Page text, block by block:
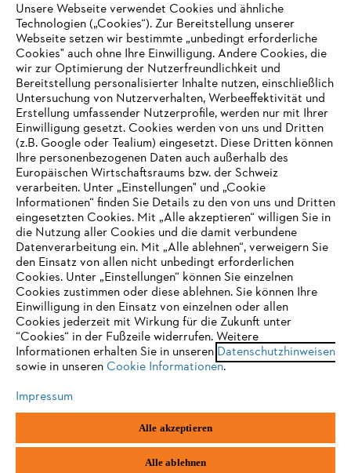
Unternehmen
Häufig gestellte Fragen
Support
Datenschutz Impressum Cookies
Rechtliche Informationen
STIHL VERTRIEBS AG, 8617 Mönchaltorf
IHR BROWSER WIRD NICHT
UNTERSTÜTZT
Sie nutzen einen Browser, den wir noch nicht unterstützen. Für
eine optimale Nutzung unserer Seite empfehlen wir Ihnen, zu
einem der folgenden Browser zu wechseln:
Firefox Chrome
Unsere Webseite verwendet Cookies und ähnliche
Technologien („Cookies“). Zur Bereitstellung unserer
Webseite setzen wir bestimmte „unbedingt erforderliche
Cookies" auch ohne Ihre Einwilligung. Andere Cookies, die
wir zur Optimierung der Nutzerfreundlichkeit und
Bereitstellung personalisierter Inhalte nutzen, einschließlich
Untersuchung von Nutzerverhalten, Werbeeffektivität und
Erstellung umfassender Nutzerprofile, werden nur mit Ihrer
Einwilligung gesetzt. Cookies werden von uns und Dritten
(z.B. Google oder Tealium) eingesetzt. Diese Dritten können
Ihre personenbezogenen Daten auch außerhalb des
Europäischen Wirtschaftsraums bzw. der Schweiz
verarbeiten. Unter „Einstellungen" und „Cookie
Informationen“ finden Sie Details zu den von uns und Dritten
eingesetzten Cookies. Mit „Alle akzeptieren“ willigen Sie in
die Nutzung aller Cookies und die damit verbundene
Datenverarbeitung ein. Mit „Alle ablehnen“, verweigern Sie
den Einsatz von allen nicht unbedingt erforderlichen
Cookies. Unter „Einstellungen“ können Sie einzelnen
Cookies zustimmen oder diese ablehnen. Sie können Ihre
Einwilligung in den Einsatz von einzelnen oder allen
Cookies jederzeit mit Wirkung für die Zukunft unter
“Cookies“ in der Fußzeile widerrufen. Weitere
Informationen erhalten Sie in unseren Datenschutzhinweisen
sowie in unseren Cookie Informationen.
Impressum
Alle akzeptieren
Alle ablehnen